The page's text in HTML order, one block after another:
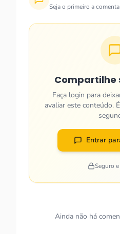
Seja o primeiro a
Compartilhe
Faça login para
avaliar este conteúdo.
Entrar
Seguro
Ainda não há